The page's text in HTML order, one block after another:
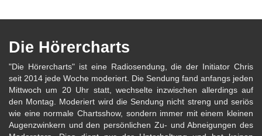
Die Hörercharts
"Die Hörercharts" ist eine Radiosendung, die der Initiator Chris
seit 2014 jede Woche moderiert. Die Sendung fand anfangs jeden
Mittwoch um 20 Uhr statt, wechselte inzwischen allerdings auf
den Montag. Moderiert wird die Sendung nicht streng und seriös
wie eine normale Chartsshow, sondern immer mit einem kleinen
Augenzwinkern und den persönlichen Zu- und Abneigungen des